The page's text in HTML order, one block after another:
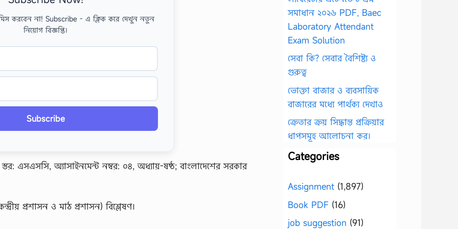
করবেন না! Subscribe - এ ক্লিক করে দেখুন নতুন
নিয়োগ বিজ্ঞপ্তি।
Subscribe
এসএসসি, অ্যাসাইনমেন্ট নম্বর: ০৪, অধ্যায়-ষষ্ঠ; বাংলাদেশের সরকার
প্রশাসন ও মাঠ প্রশাসন) বিশ্লেষণ।
সমাধান ২০২৬ PDF, Baec
Laboratory Attendant
Exam Solution
সেবা কি? সেবার বৈশিষ্ট্য ও
গুরুত্ব
ভোক্তা বাজার ও ব্যবসায়িক
বাজারের মধ্যে পার্থক্য দেখাও
ক্রেতার ক্রয় সিদ্ধান্ত প্রক্রিয়ার
ধাপসমূহ আলোচনা কর।
Categories
Assignment (1,897)
Book PDF (16)
job suggestion (91)